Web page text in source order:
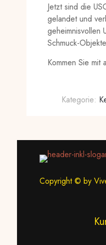
Jetzt sind die
gelandet und
geheimnisvollen
Schmuck-
Kommen Sie mit
Kategorie:
Copyright © by